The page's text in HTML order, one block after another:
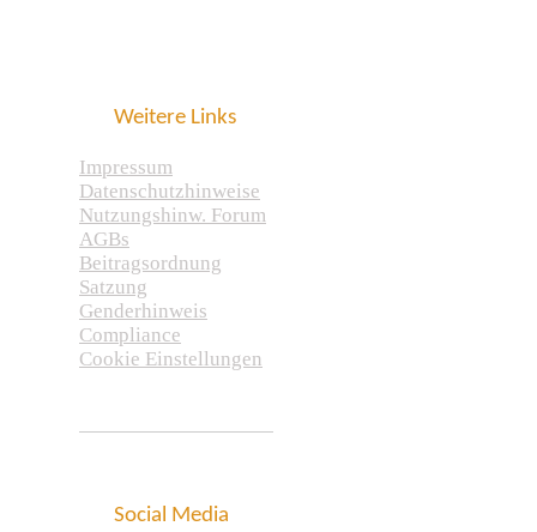
Weitere Links
Impressum
Datenschutzhinweise
Nutzungshinw. Forum
AGBs
Beitragsordnung
Satzung
Genderhinweis
Compliance
Cookie Einstellungen
Social Media